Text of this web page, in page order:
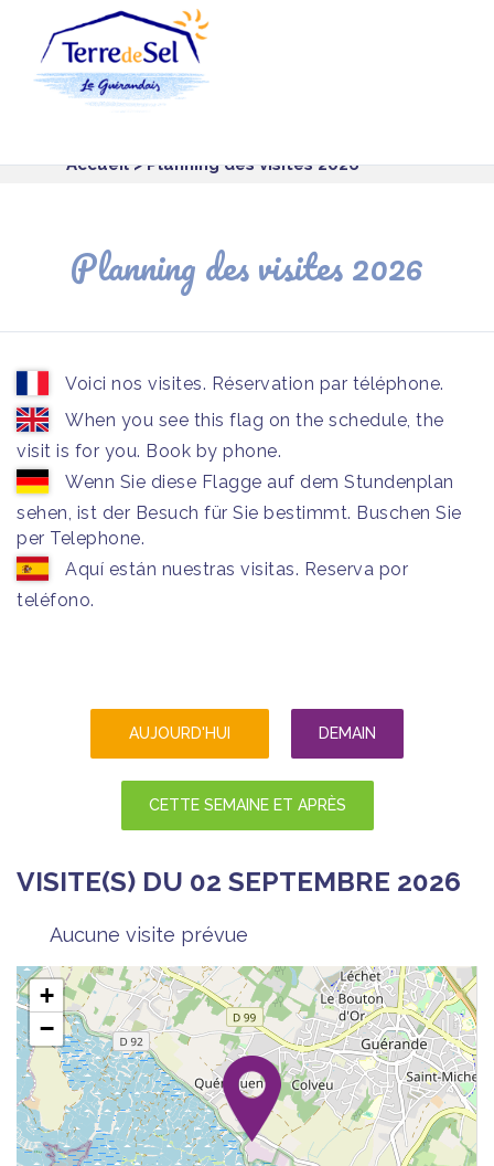
Accueil> Planning des visites 2026
Planning des visites 2026
Voici nos visites. Réservation par téléphone.
When you see this flag on the schedule, the
visit is for you. Book by phone.
Wenn Sie diese Flagge auf dem Stundenplan
sehen, ist der Besuch für Sie bestimmt. Buschen Sie
per Telephone.
Aquí están nuestras visitas. Reserva por
teléfono.
AUJOURD'HUI DEMAIN
CETTE SEMAINE ET APRÈS
VISITE(S) DU 02 SEPTEMBRE 2026
Aucune visite prévue
+
−
Panneau de gestion des cookies